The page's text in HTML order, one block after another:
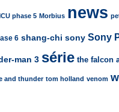
phase 5 Morbius news
6 shang-chi sony Sony
man 3 série the falcon
and thunder tom holland venom